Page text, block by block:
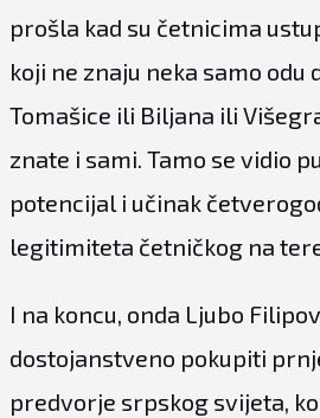
prošla kad su četnicima
koji ne znaju neka samo odu
Tomašice ili Biljana ili
znate i sami. Tamo se vidio
potencijal i učinak
legitimiteta četničkog na
I na koncu, onda Ljubo
dostojanstveno pokupiti
predvorje srpskog svijeta,